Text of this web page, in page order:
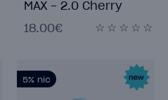
MAX - 2.0 Cherry
18.00€
5% nic